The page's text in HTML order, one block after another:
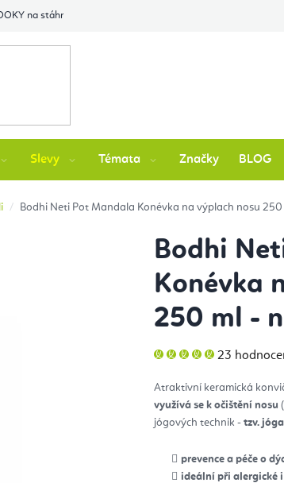
na stáhnutí
Slevy Témata Značky BLOG
Bodhi Neti Pot Mandala Konévka na výplach nosu 250
Bodhi
Konévka
250 ml -
Průměrné
hodnocení
5,0
z
5
hvězdiček.
23
Atraktivní keramická
využívá se k očištění nosu
jógových technik - tzv.
prevence a péče o
ideální při alergické